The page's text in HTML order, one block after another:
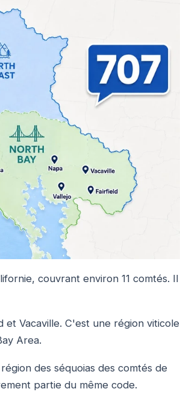
couvrant environ 11 comtés. Il
et Vacaville. C'est une région viticole
Area.
des séquoias des comtés de
partie du même code.